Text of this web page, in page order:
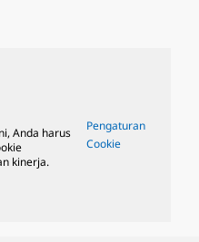
Anda harus
kinerja.
Pengaturan
Cookie